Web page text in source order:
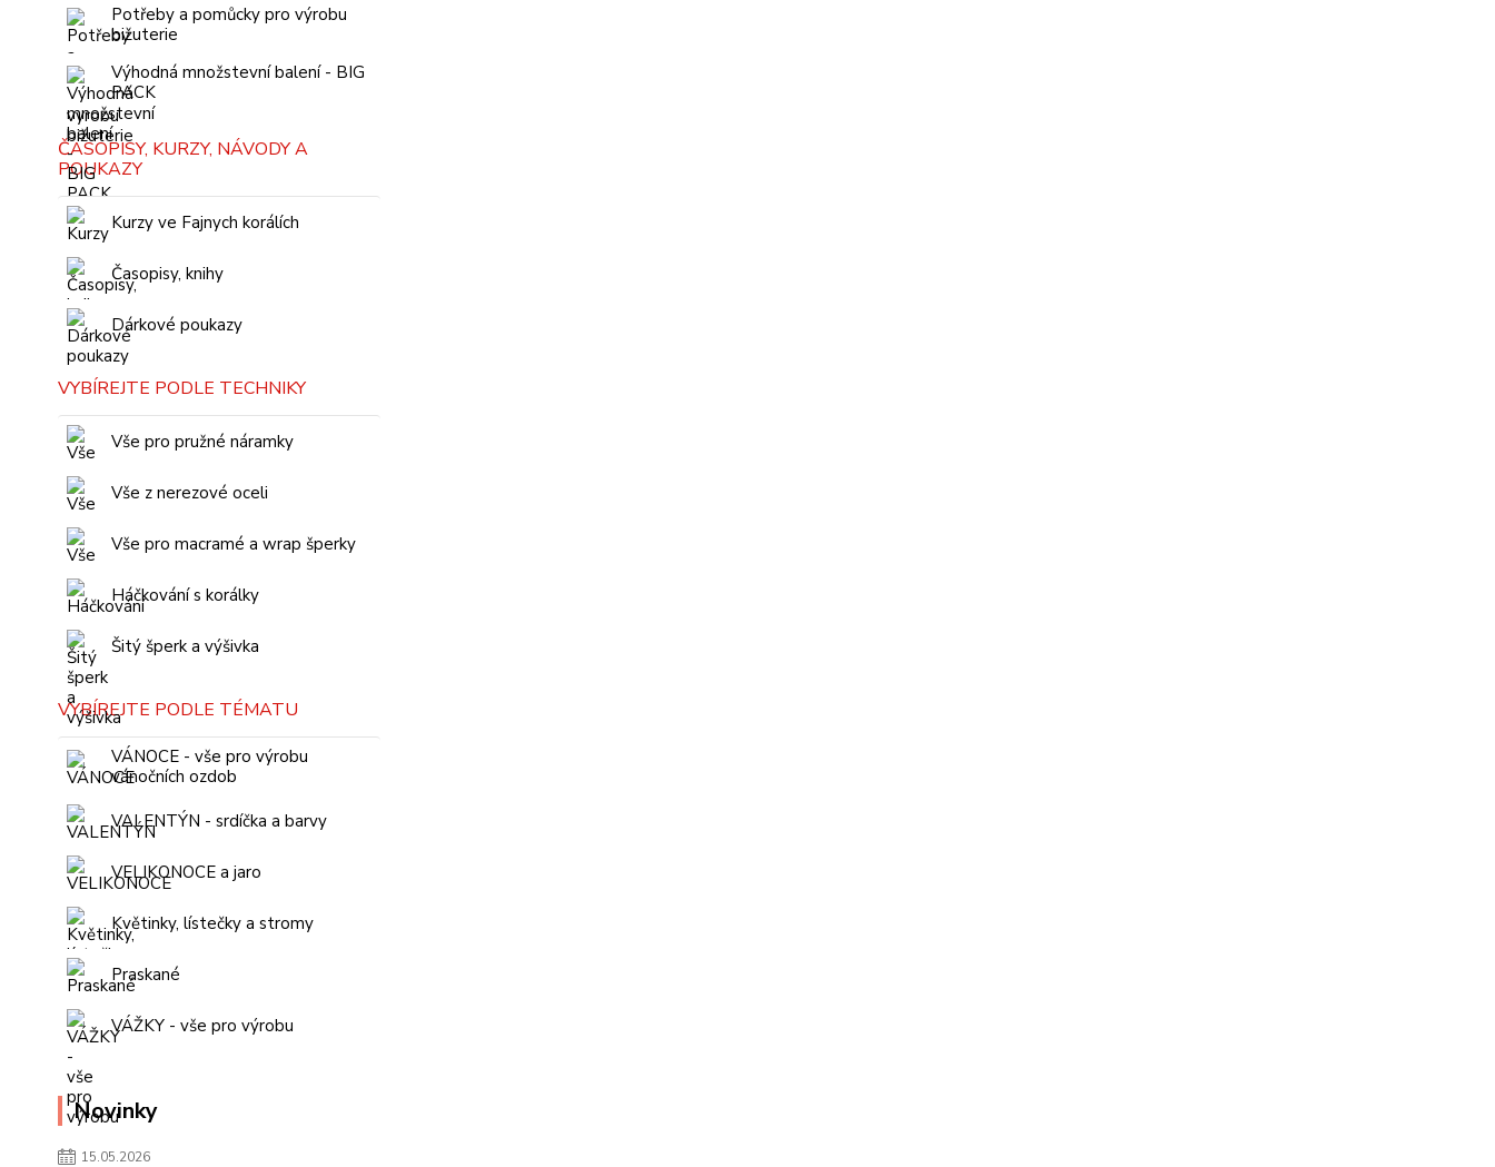
Potřeby a pomůcky pro výrobu
bižuterie
Výhodná množstevní balení - BIG
PACK
ČASOPISY, KURZY, NÁVODY A
POUKAZY
Kurzy ve Fajnych korálích
Časopisy, knihy
Dárkové poukazy
VYBÍREJTE PODLE TECHNIKY
Vše pro pružné náramky
Vše z nerezové oceli
Vše pro macramé a wrap šperky
Háčkování s korálky
Šitý šperk a výšivka
VYBÍREJTE PODLE TÉMATU
VÁNOCE - vše pro výrobu
vánočních ozdob
VALENTÝN - srdíčka a barvy
VELIKONOCE a jaro
Květinky, lístečky a stromy
Praskané
VÁŽKY - vše pro výrobu
Novinky
15.05.2026